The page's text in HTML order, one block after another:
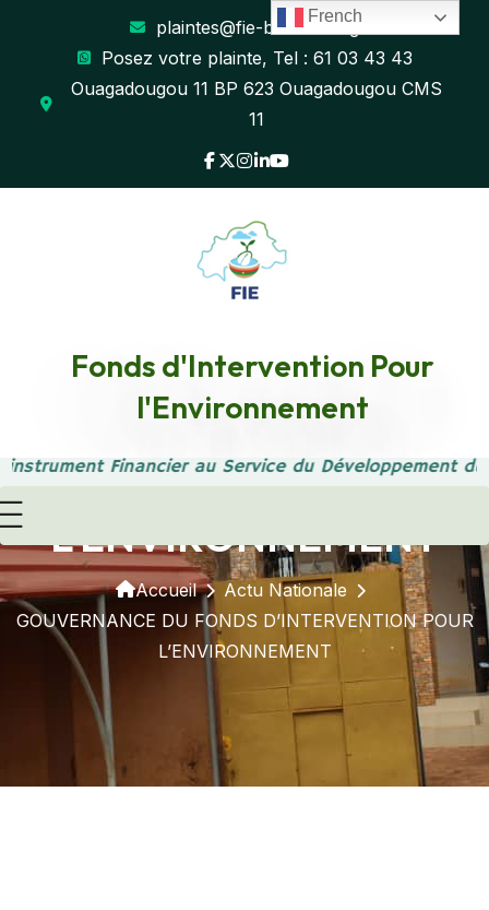
plaintes@fie-burkina.org
Posez votre plainte, Tel : 61 03 43 43
Ouagadougou 11 BP 623 Ouagadougou CMS
11
Fonds d'Intervention Pour
l'Environnement
Financier au Service du Développement
GOUVERNANCE DU
FONDS
D’INTERVENTION POUR
L’ENVIRONNEMENT
Accueil
Actu Nationale
GOUVERNANCE DU FONDS D’INTERVENTION POUR
L’ENVIRONNEMENT
French